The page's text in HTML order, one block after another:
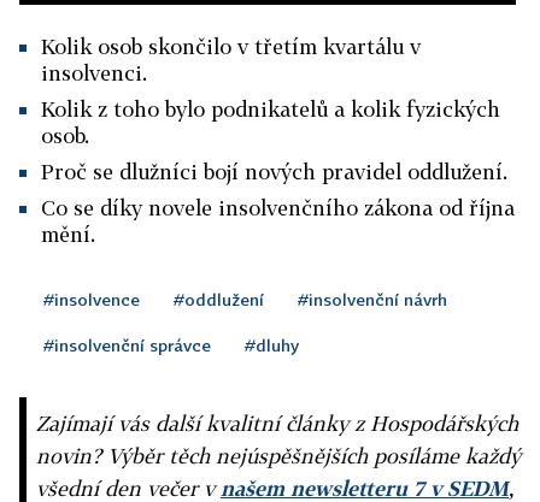
Kolik osob skončilo v třetím kvartálu v
insolvenci.
Kolik z toho bylo podnikatelů a kolik fyzických
osob.
Proč se dlužníci bojí nových pravidel oddlužení.
Co se díky novele insolvenčního zákona od října
mění.
#insolvence #oddlužení #insolvenční návrh
#insolvenční správce #dluhy
Zajímají vás další kvalitní články z Hospodářských
novin? Výběr těch nejúspěšnějších posíláme každý
všední den večer vnašem newsletteru 7 v SEDM,